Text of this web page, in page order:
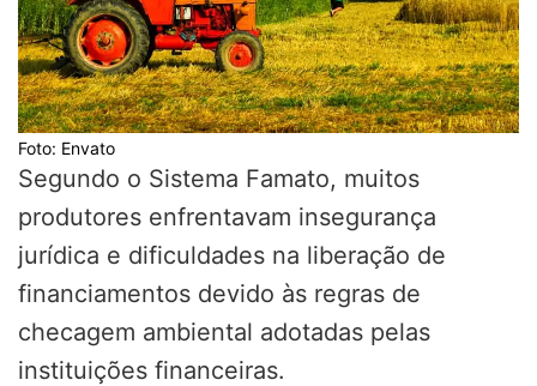
Foto: Envato
Segundo o Sistema Famato, muitos
produtores enfrentavam insegurança
jurídica e dificuldades na liberação de
financiamentos devido às regras de
checagem ambiental adotadas pelas
instituições financeiras.